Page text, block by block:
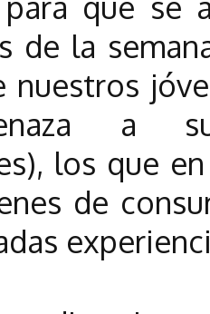
de la
nuestros
a
los que
de